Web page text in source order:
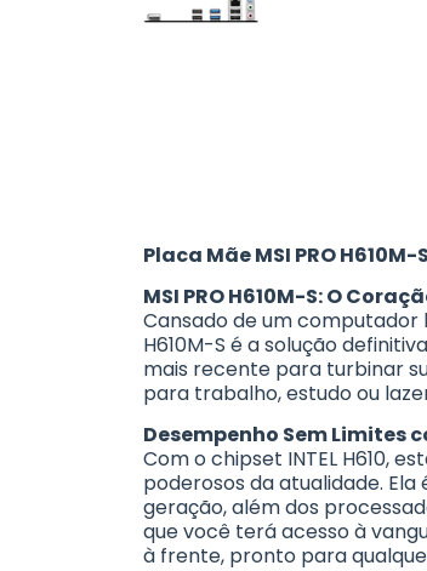
Placa Mãe MSI PRO
MSI PRO H610M-S: O
Cansado de um computador
H610M-S é a solução
mais recente para turbinar
para trabalho, estudo ou
Desempenho Sem Limites
Com o chipset INTEL H610,
poderosos da atualidade. Ela
geração, além dos
que você terá acesso à
à frente, pronto para